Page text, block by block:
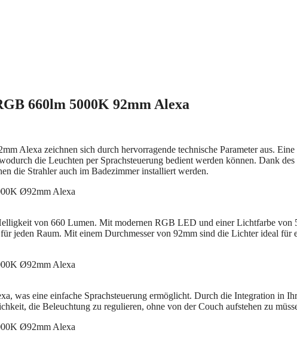
660lm 5000K 92mm Alexa
Alexa zeichnen sich durch hervorragende technische Parameter aus. Eine
die Leuchten per Sprachsteuerung bedient werden können. Dank des
die Strahler auch im Badezimmer installiert werden.
von 660 Lumen. Mit modernen RGB LED und einer Lichtfarbe von
jeden Raum. Mit einem Durchmesser von 92mm sind die Lichter ideal für
was eine einfache Sprachsteuerung ermöglicht. Durch die Integration in Ihr
die Beleuchtung zu regulieren, ohne von der Couch aufstehen zu